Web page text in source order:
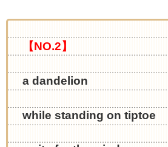
【NO.2】
a dandelion
while standing on tiptoe